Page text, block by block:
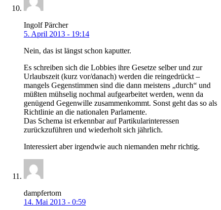
Ingolf Pärcher
5. April 2013 - 19:14
Nein, das ist längst schon kaputter.
Es schreiben sich die Lobbies ihre Gesetze selber und zur
Urlaubszeit (kurz vor/danach) werden die reingedrückt –
mangels Gegenstimmen sind die dann meistens „durch“ und
müßten mühselig nochmal aufgearbeitet werden, wenn da
genügend Gegenwille zusammenkommt. Sonst geht das so als
Richtlinie an die nationalen Parlamente.
Das Schema ist erkennbar auf Partikularinteressen
zurückzuführen und wiederholt sich jährlich.
Interessiert aber irgendwie auch niemanden mehr richtig.
dampfertom
14. Mai 2013 - 0:59